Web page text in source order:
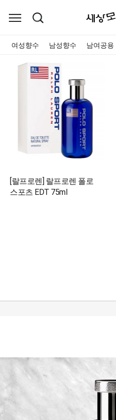
여성향수 남성향수 남여공용
[랄프로렌] 랄프로렌 폴로
스포츠 EDT 75ml